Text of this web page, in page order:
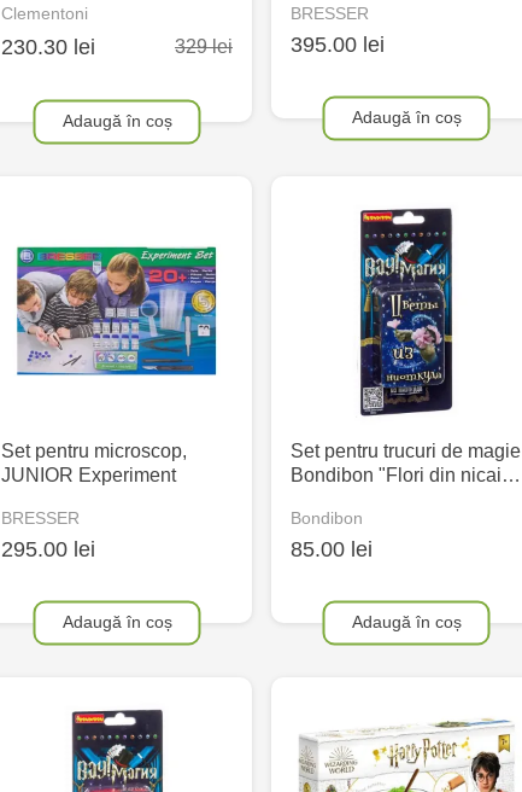
Clementoni
230.30 lei 329 lei
Adaugă în coș
BRESSER
395.00 lei
Adaugă în coș
Set pentru microscop,
JUNIOR Experiment
BRESSER
295.00 lei
Adaugă în coș
Set pentru trucuri de magie
Bondibon "Flori din nicai…
Bondibon
85.00 lei
Adaugă în coș